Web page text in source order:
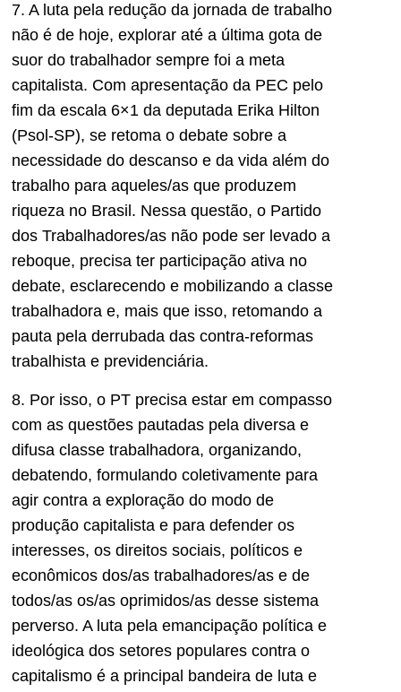
7. A luta pela redução da jornada de trabalho
não é de hoje, explorar até a última gota de
suor do trabalhador sempre foi a meta
capitalista. Com apresentação da PEC pelo
fim da escala 6×1 da deputada Erika Hilton
(Psol-SP), se retoma o debate sobre a
necessidade do descanso e da vida além do
trabalho para aqueles/as que produzem
riqueza no Brasil. Nessa questão, o Partido
dos Trabalhadores/as não pode ser levado a
reboque, precisa ter participação ativa no
debate, esclarecendo e mobilizando a classe
trabalhadora e, mais que isso, retomando a
pauta pela derrubada das contra-reformas
trabalhista e previdenciária.
8. Por isso, o PT precisa estar em compasso
com as questões pautadas pela diversa e
difusa classe trabalhadora, organizando,
debatendo, formulando coletivamente para
agir contra a exploração do modo de
produção capitalista e para defender os
interesses, os direitos sociais, políticos e
econômicos dos/as trabalhadores/as e de
todos/as os/as oprimidos/as desse sistema
perverso. A luta pela emancipação política e
ideológica dos setores populares contra o
capitalismo é a principal bandeira de luta e